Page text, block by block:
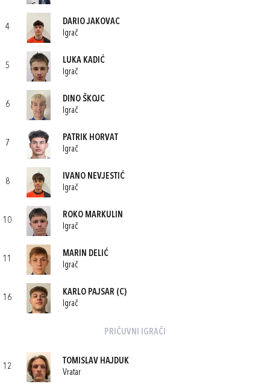
4
DARIO JAKOVAC
Igrač
5
LUKA KADIĆ
Igrač
6
DINO ŠKOJC
Igrač
7
PATRIK HORVAT
Igrač
8
IVANO NEVJESTIĆ
Igrač
10
ROKO MARKULIN
Igrač
11
MARIN DELIĆ
Igrač
16
KARLO PAJSAR (C)
Igrač
PRIČUVNI IGRAČI
12
TOMISLAV HAJDUK
Vratar